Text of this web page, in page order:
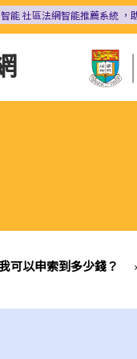
能社區法網智能推薦系統 ，
可以申索到多少錢？